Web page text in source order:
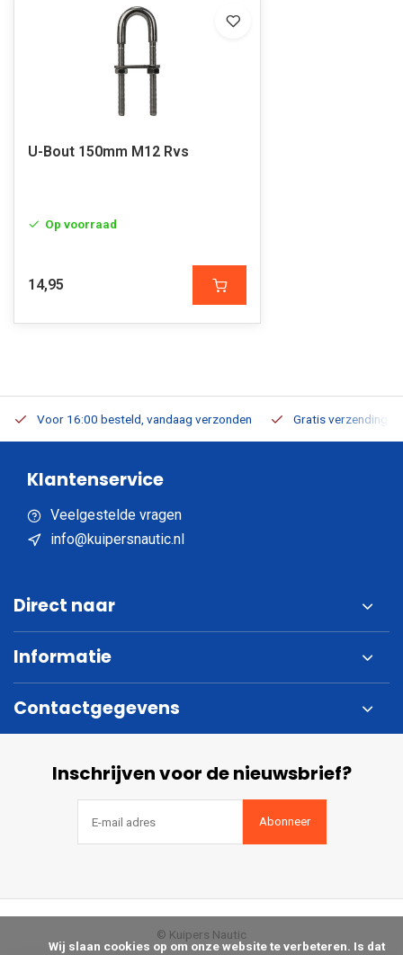
U-Bout 150mm M12 Rvs
Op voorraad
14,95
Voor 16:00 besteld, vandaag verzonden Gratis verzending
Klantenservice
Veelgestelde vragen
info@kuipersnautic.nl
Direct naar
Informatie
Contactgegevens
Inschrijven voor de nieuwsbrief?
Abonneer
© Kuipers Nautic